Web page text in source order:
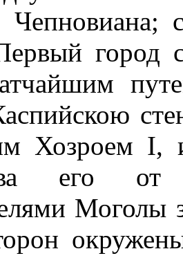
Чепновиана;
город
Хозроем I,
его